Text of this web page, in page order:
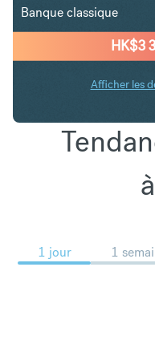
HK$3
Banque classique
Afficher les
1 jour 1